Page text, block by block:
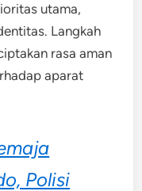
utama,
Langkah
rasa aman
aparat
Polisi